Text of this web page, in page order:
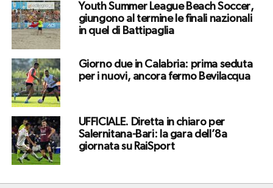
Youth Summer League Beach Soccer,
giungono al termine le finali nazionali
in quel di Battipaglia
Giorno due in Calabria: prima seduta
per i nuovi, ancora fermo Bevilacqua
UFFICIALE. Diretta in chiaro per
Salernitana-Bari: la gara dell’8a
giornata su RaiSport